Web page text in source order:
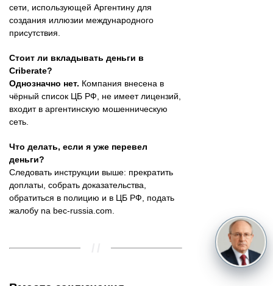
сети, использующей Аргентину для
создания иллюзии международного
присутствия.
Стоит ли вкладывать деньги в
Criberate?
Однозначно нет. Компания внесена в
чёрный список ЦБ РФ, не имеет лицензий,
входит в аргентинскую мошенническую
сеть.
Что делать, если я уже перевел
деньги?
Следовать инструкции выше: прекратить
доплаты, собрать доказательства,
обратиться в полицию и в ЦБ РФ, подать
жалобу na bec-russia.com.